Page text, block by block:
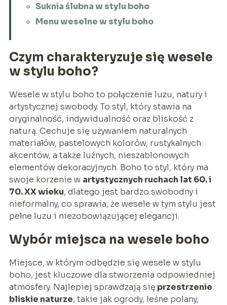
Suknia ślubna w stylu boho
Menu weselne w stylu boho
Czym charakteryzuje się wesele
w stylu boho?
Wesele w stylu boho to połączenie luzu, natury i
artystycznej swobody. To styl, który stawia na
oryginalność, indywidualność oraz bliskość z
naturą. Cechuje się używaniem naturalnych
materiałów, pastelowych kolorów, rustykalnych
akcentów, a także luźnych, nieszablonowych
elementów dekoracyjnych. Boho to styl, który ma
swoje korzenie w artystycznych ruchach lat 60. i
70. XX wieku, dlatego jest bardzo swobodny i
nieformalny, co sprawia, że wesele w tym stylu jest
pełne luzu i niezobowiązującej elegancji.
Wybór miejsca na wesele boho
Miejsce, w którym odbędzie się wesele w stylu
boho, jest kluczowe dla stworzenia odpowiedniej
atmosfery. Najlepiej sprawdzają się przestrzenie
bliskie naturze, takie jak ogrody, leśne polany,